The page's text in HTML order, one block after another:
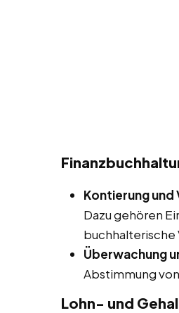
Kontierung und
Dazu gehören
buchhalterische
Überwachung
Abstimmung
Lohn- und